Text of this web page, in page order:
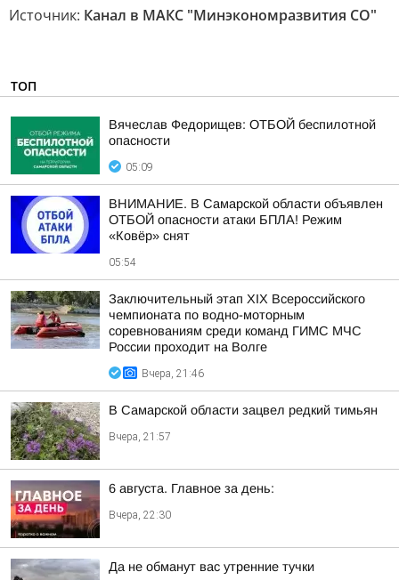
Источник: Канал в МАКС "Минэкономразвития СО"
ТОП
Вячеслав Федорищев: ОТБОЙ беспилотной
опасности
05:09
ВНИМАНИЕ. В Самарской области объявлен
ОТБОЙ опасности атаки БПЛА! Режим
«Ковёр» снят
05:54
Заключительный этап XIХ Всероссийского
чемпионата по водно-моторным
соревнованиям среди команд ГИМС МЧС
России проходит на Волге
Вчера, 21:46
В Самарской области зацвел редкий тимьян
Вчера, 21:57
6 августа. Главное за день:
Вчера, 22:30
Да не обманут вас утренние тучки